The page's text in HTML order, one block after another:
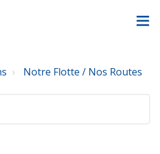
Notre Flotte / Nos Routes